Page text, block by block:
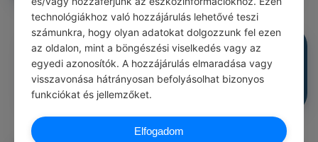
#közmondásod
Külső szin is tud ugy hazudni, mint a száj.
107
technológiákhoz való hozzájárulás lehetővé teszi
számunkra, hogy olyan adatokat dolgozzunk fel ezen
az oldalon, mint a böngészési viselkedés vagy az
egyedi azonosítók. A hozzájárulás elmaradása vagy
visszavonása hátrányosan befolyásolhat bizonyos
funkciókat és jellemzőket.
Elfogadom